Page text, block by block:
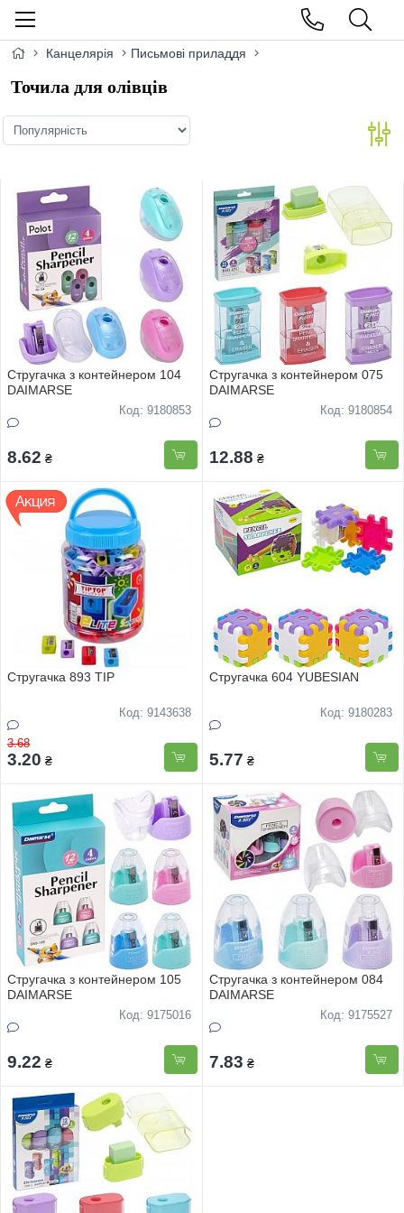
Канцелярія Письмові приладдя
Точила для олівців
Стругачка з контейнером 104
DAIMARSE
Код: 9180853
8.62 ₴
Стругачка з контейнером 075
DAIMARSE
Код: 9180854
12.88 ₴
Стругачка 893 TIP
Код: 9143638
3.68
3.20 ₴
Стругачка 604 YUBESIAN
Код: 9180283
5.77 ₴
Стругачка з контейнером 105
DAIMARSE
Код: 9175016
9.22 ₴
Стругачка з контейнером 084
DAIMARSE
Код: 9175527
7.83 ₴